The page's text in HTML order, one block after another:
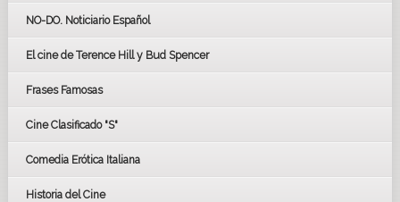
GOYAS
BAFTA
NO-DO. Noticiario Español
El cine de Terence Hill y Bud Spencer
Frases Famosas
Cine Clasificado "S"
Comedia Erótica Italiana
Historia del Cine